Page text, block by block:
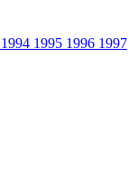
1994 1995 1996 1997